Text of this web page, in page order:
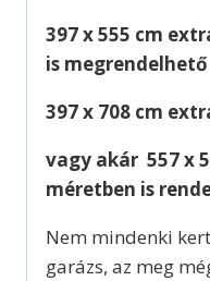
397 x 555 cm
is megrendelhető
397 x 708 cm
vagy akár 557 x
méretben is
Nem mindenki
garázs, az meg